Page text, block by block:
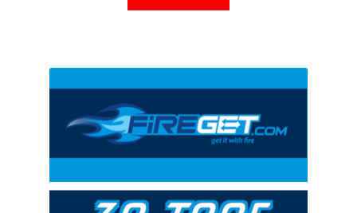
Versandinfos
Widerrufsbelehrung